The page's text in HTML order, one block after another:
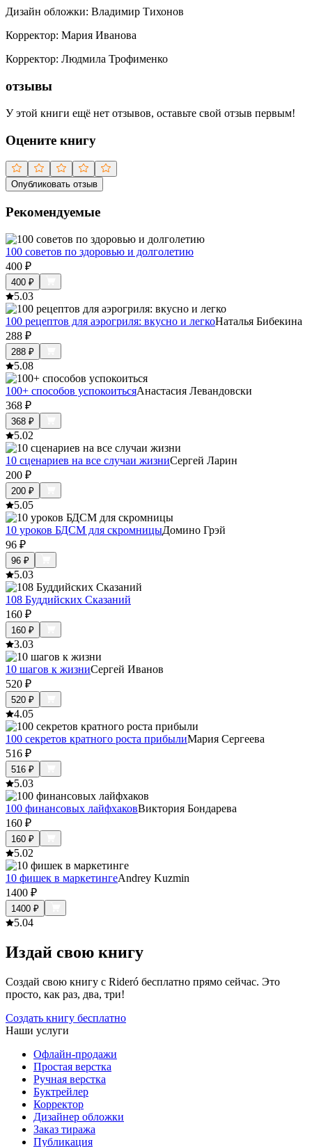
Дизайн обложки: Владимир Тихонов
Корректор: Мария Иванова
Корректор: Людмила Трофименко
отзывы
У этой книги ещё нет отзывов, оставьте свой отзыв первым!
Оцените книгу
Опубликовать отзыв
Рекомендуемые
100 советов по здоровью и долголетию
400 ₽
400 ₽
5.03
100 рецептов для аэрогриля: вкусно и легкоНаталья Бибекина
288 ₽
288 ₽
5.08
100+ способов успокоитьсяАнастасия Левандовски
368 ₽
368 ₽
5.02
10 сценариев на все случаи жизниСергей Ларин
200 ₽
200 ₽
5.05
10 уроков БДСМ для скромницыДомино Грэй
96 ₽
96 ₽
5.03
108 Буддийских Сказаний
160 ₽
160 ₽
3.03
10 шагов к жизниСергей Иванов
520 ₽
520 ₽
4.05
100 секретов кратного роста прибылиМария Сергеева
516 ₽
516 ₽
5.03
100 финансовых лайфхаковВиктория Бондарева
160 ₽
160 ₽
5.02
10 фишек в маркетингеAndrey Kuzmin
1400 ₽
1400 ₽
5.04
Издай свою книгу
Создай свою книгу с Rideró бесплатно прямо сейчас. Это
просто, как раз, два, три!
Создать книгу бесплатно
Наши услуги
Офлайн-продажи
Простая верстка
Ручная верстка
Буктрейлер
Корректор
Дизайнер обложки
Заказ тиража
Публикация